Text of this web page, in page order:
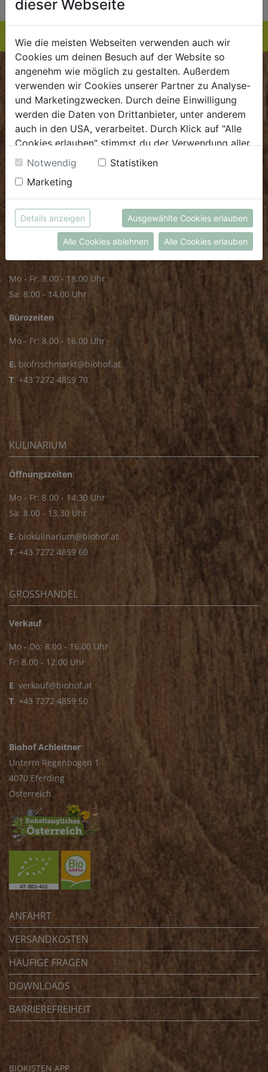
BIOKISTE
Kundenservice
Mo - Do: 8.00 - 16.00 Uhr
Fr: 8.00 - 15.00 Uhr
.dieBiokiste@biohof.at
.+43 7272 2597
FRISCHMARKT
Mo - Fr: 8.00 - 18.00 Uhr
Sa: 8.00 - 14.00 Uhr
Bürozeiten
Mo - Fr: 8.00 - 16.00 Uhr
E. biofrischmarkt@biohof.at
T. +43 7272 4859 70
KULINARIUM
Öffnungszeiten
Mo - Fr: 8.00 - 14.30 Uhr
Sa: 8.00 - 13.30 Uhr
E. biokulinarium@biohof.at
T. +43 7272 4859 60
GROSSHANDEL
Verkauf
Mo - Do: 8.00 - 16.00 Uhr
Fr: 8.00 - 12.00 Uhr
E. verkauf@biohof.at
T. +43 7272 4859 50
Biohof Achleitner
Unterm Regenbogen 1
4070 Eferding
Österreich
ANFAHRT
VERSANDKOSTEN
HÄUFIGE FRAGEN
DOWNLOADS
BARRIEREFREIHEIT
BIOKISTEN APP
dieser Webseite
Wie die meisten Webseiten verwenden auch wir
Cookies um deinen Besuch auf der Website so
angenehm wie möglich zu gestalten. Außerdem
verwenden wir Cookies unserer Partner zu Analyse-
und Marketingzwecken. Durch deine Einwilligung
werden die Daten von Drittanbieter, unter anderem
auch in den USA, verarbeitet. Durch Klick auf "Alle
Cookies erlauben" stimmst du der Verwendung aller
Cookies zu. Unter "Details anzeigen" findest du alle
Infos zu den unterschiedlichen Cookies, du kannst
auch entscheiden, welche Cookies du erlauben
möchtest.
Weitere Informationen findest du in unserer
Datenschutzerklärung
bzw. imImpressum
Notwendig
Statistiken
Marketing
Details anzeigen Ausgewählte Cookies erlauben
Alle Cookies ablehnen Alle Cookies erlauben